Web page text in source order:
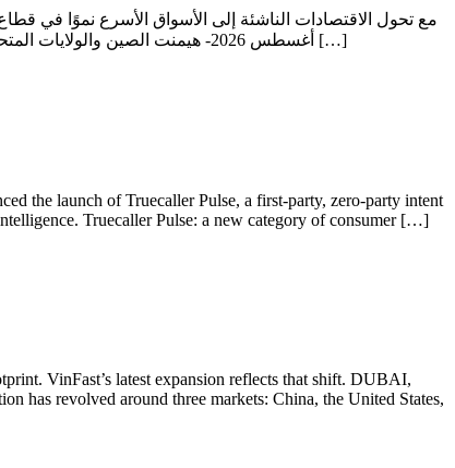
مع تحول الاقتصادات الناشئة إلى الأسواق الأسرع نموًا في
العربية المتحدة – Media OutReach Newswire – 6 أغسطس 2026- هيمنت الصين والولايات المتحدة وأوروبا على قطاع صناعة السيارات الكهربائية على مستوى العالم على مدار معظم سنوات […]
the launch of Truecaller Pulse, a first-party, zero-party intent
Truecaller Pulse: a new category of consumer […]
VinFast’s latest expansion reflects that shift. DUBAI,
has revolved around three markets: China, the United States,